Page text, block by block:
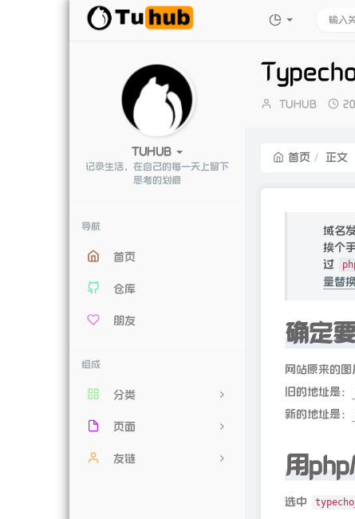
TUHUB
记录生活，在自己的每一天上留下
思考的划痕
导航
首页
仓库
朋友
组成
分类
18
0
页面
时光机
友链
博
TUHUB
发
首页 正文
域名
挨个
过
量替
确定
网站原来的图
旧的地址是：
新的地址是：
用
选中